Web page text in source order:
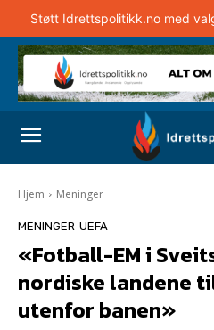
Støtt Idrettspolitikk.no med
Hjem Meninger
MENINGER UEFA
«Fotball-EM i
nordiske landene
utenfor banen»